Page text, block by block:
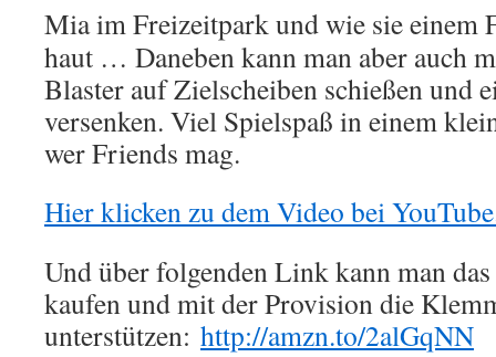
Mia im Freizeitpark und wie sie einem
haut … Daneben kann man aber auch
Blaster auf Zielscheiben schießen und
versenken. Viel Spielspaß in einem
wer Friends mag.
Hier klicken zu dem Video bei
Und über folgenden Link kann man
kaufen und mit der Provision die
unterstützen: http://amzn.to/2alGqNN